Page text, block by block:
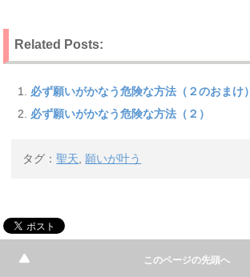
Related Posts:
必ず願いがかなう危険な方法（２のおまけ）
必ず願いがかなう危険な方法（２）
タグ：聖天,願いが叶う
このページの先頭へ